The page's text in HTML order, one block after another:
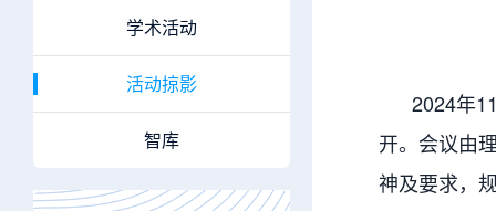
学术活动
活动掠影
智库
2024年11
开。会议由
神及要求，